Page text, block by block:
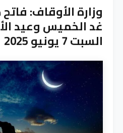
وزارة الأوقاف:
غد الخميس وعيد
السبت 7 يونيو 2025